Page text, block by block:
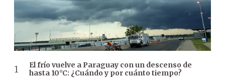
El frío vuelve a Paraguay con un descenso de
hasta 10°C: ¿Cuándo y por cuánto tiempo?